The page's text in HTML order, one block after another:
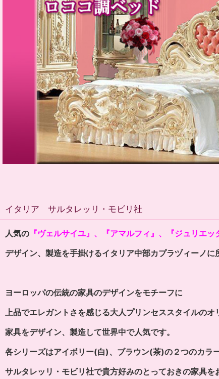
イタリア サルタレッリ・モビリ社
人気の 『ヴェルサイユ』、『アマルフィ』、『ジュリエッ
デザイン、製造を手掛けるイタリア中部カプラヅィーノに
ヨーロッパの伝統の家具のデザインをモチーフに
上品でエレガントさを感じる大人プリンセススタイルの
家具をデザイン、製造して世界中で人気です。
各シリーズはアイボリー(白)、ブラウン(茶)の２つのカラ
サルタレッリ・モビリ社で貴方好みのとっておきの家具を